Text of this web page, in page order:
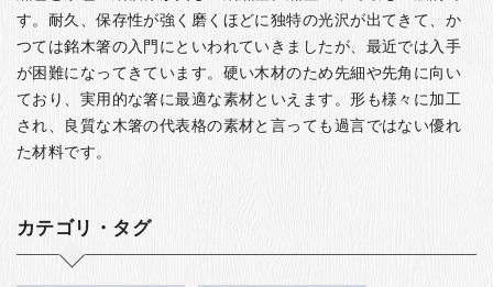
す。耐久、保存性が強く磨くほどに独特の光沢が出てきて、か
つては銘木箸の入門にといわれていきましたが、最近では入手
が困難になってきています。硬い木材のため先細や先角に向い
ており、実用的な箸に最適な素材といえます。形も様々に加工
され、良質な木箸の代表格の素材と言っても過言ではない優れ
た材料です。
カテゴリ・タグ